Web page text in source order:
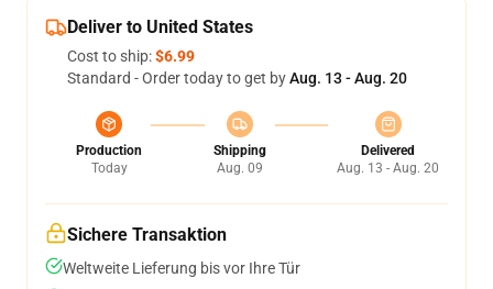
Deliver to United States
Cost to ship:$6.99
Standard - Order today to get byAug. 13 - Aug. 20
Production
Today
Shipping
Aug. 09
Delivered
Aug. 13 - Aug. 20
Sichere Transaktion
Weltweite Lieferung bis vor Ihre Tür